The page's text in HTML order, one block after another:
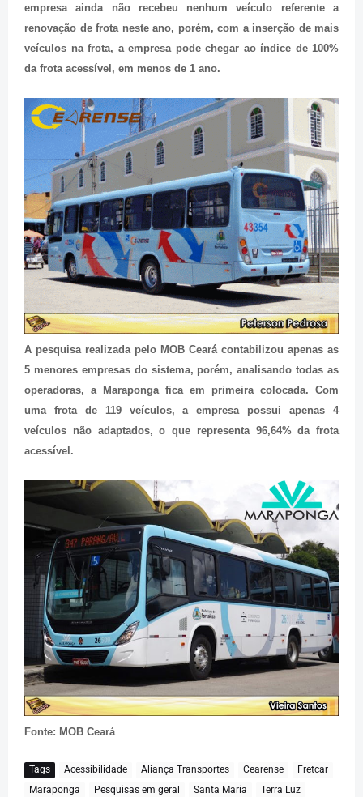
empresa ainda não recebeu nenhum veículo referente a
renovação de frota neste ano, porém, com a inserção de mais
veículos na frota, a empresa pode chegar ao índice de 100%
da frota acessível, em menos de 1 ano.
A pesquisa realizada pelo MOB Ceará contabilizou apenas as
5 menores empresas do sistema, porém, analisando todas as
operadoras, a Maraponga fica em primeira colocada. Com
uma frota de 119 veículos, a empresa possui apenas 4
veículos não adaptados, o que representa 96,64% da frota
acessível.
Fonte: MOB Ceará
Tags Acessibilidade Aliança Transportes Cearense
Fretcar
Maraponga
Pesquisas em geral Santa Maria Terra Luz